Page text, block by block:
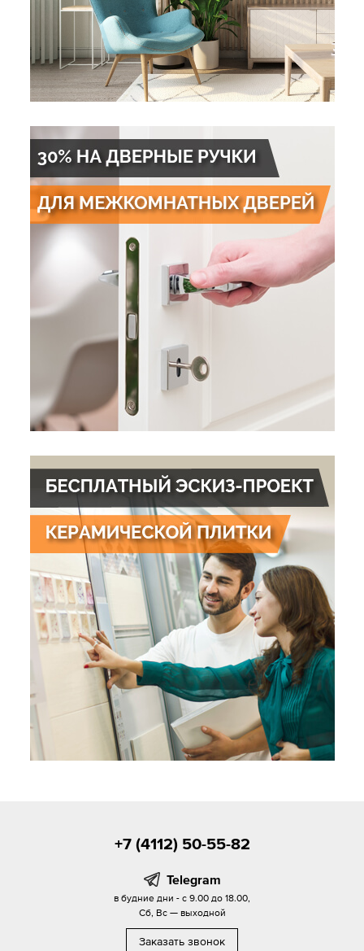
+7 (4112) 50-55-82
Telegram
в будние дни - с 9.00 до 18.00,
Сб, Вс — выходной
Заказать звонок